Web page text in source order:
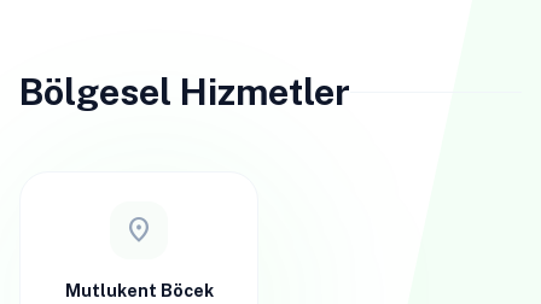
Bölgesel Hizmetler
location_on
Mutlukent Böcek